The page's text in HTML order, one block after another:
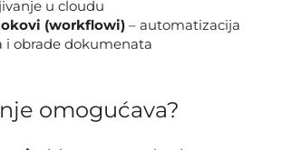
u cloudu
(workflowi) – automatizacija
i obrade dokumenata
omogućava?